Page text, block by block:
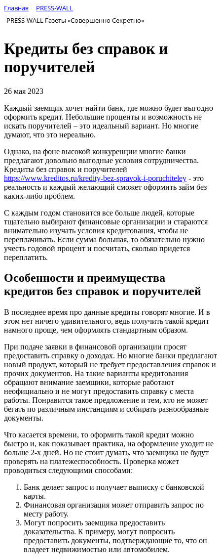
Главная
PRESS-WALL
PRESS-WALL Газеты «Совершенно Секретно»
Кредиты без справок и
поручителей
26 мая 2023
Каждый заемщик хочет найти банк, где можно будет выгодно
оформить кредит. Небольшие проценты и возможность не
искать поручителей – это идеальный вариант. Но многие
думают, что это нереально.
Однако, на фоне высокой конкуренции многие банки
предлагают довольно выгодные условия сотрудничества.
Кредиты без справок и поручителей
https://www.kreditos.ru/kredity-bez-spravok-i-poruchiteley - это
реальность и каждый желающий сможет оформить займ без
каких-либо проблем.
С каждым годом становится все больше людей, которые
тщательно выбирают финансовые организации и стараются
внимательно изучать условия кредитования, чтобы не
переплачивать. Если сумма большая, то обязательно нужно
учесть годовой процент и посчитать, сколько придется
переплатить.
Особенности и преимущества
кредитов без справок и поручителей
В последнее время про данные кредиты говорят многие. И в
этом нет ничего удивительного, ведь получить такой кредит
намного проще, чем оформлять стандартным образом.
При подаче заявки в финансовой организации просят
предоставить справку о доходах. Но многие банки предлагают
новый продукт, который не требует предоставления справок и
прочих документов. На такие варианты кредитования
обращают внимание заемщики, которые работают
неофициально и не могут предоставить справку с места
работы. Понравится такое предложение и тем, кто не может
бегать по различным инстанциям и собирать разнообразные
документы.
Что касается времени, то оформить такой кредит можно
быстро и, как показывает практика, на оформление уходит не
больше 2-х дней. Но не стоит думать, что заемщика не будут
проверять на платежеспособность. Проверка может
проводиться следующими способами:
Банк делает запрос и получает выписку с банковской
карты.
Финансовая организация может отправить запрос по
месту работу.
Могут попросить заемщика предоставить
доказательства. К примеру, могут попросить
предоставить документы, подтверждающие то, что он
владеет недвижимостью или автомобилем.